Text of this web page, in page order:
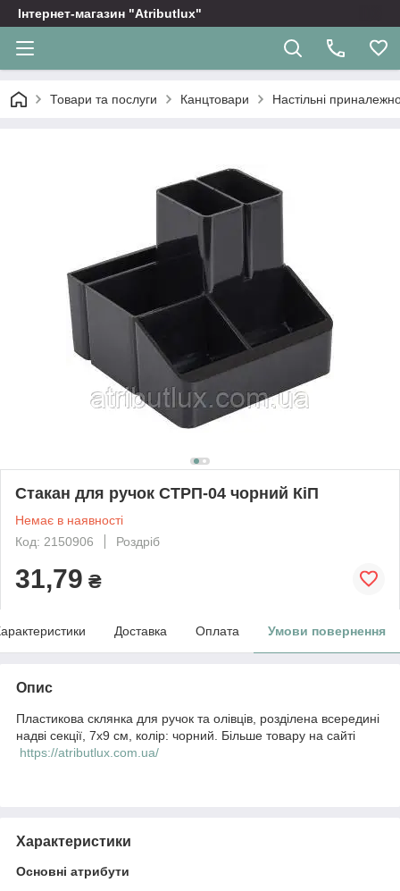
Інтернет-магазин "Atributlux"
Товари та послуги Канцтовари Настільні
Стакан для ручок СТРП-04 чорний КіП
Немає в наявності
Код: 2150906
Роздріб
31,79 ₴
Доставка Оплата Умови повернення
Опис
Пластикова склянка для ручок та олівців, розділена всередині
надві секції, 7х9 см, колір: чорний. Більше товару на сайті
https://atributlux.com.ua/
Характеристики
Основні атрибути